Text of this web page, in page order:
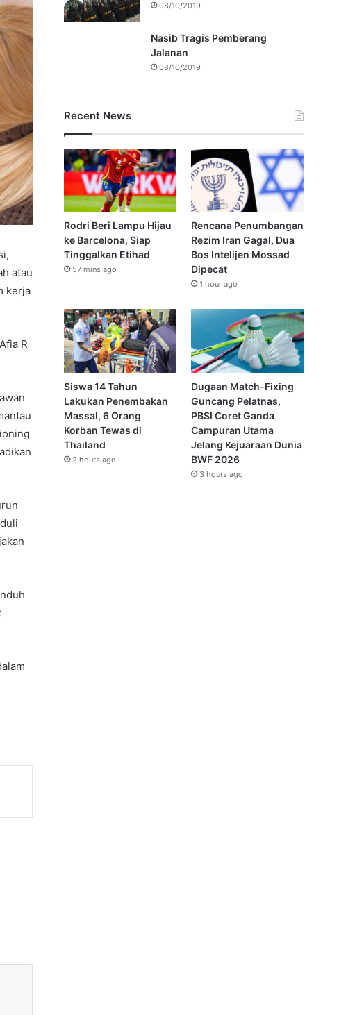
atau
kerja
R
08/10/2019
Nasib Tragis Pemberang
Jalanan
08/10/2019
Recent News
Rodri Beri Lampu Hijau
ke Barcelona, Siap
Tinggalkan Etihad
57 mins ago
Rencana Penumbangan
Rezim Iran Gagal, Dua
Bos Intelijen Mossad
Dipecat
1 hour ago
Siswa 14 Tahun
Lakukan Penembakan
Massal, 6 Orang
Korban Tewas di
Thailand
2 hours ago
Dugaan Match-Fixing
Guncang Pelatnas,
PBSI Coret Ganda
Campuran Utama
Jelang Kejuaraan Dunia
BWF 2026
3 hours ago